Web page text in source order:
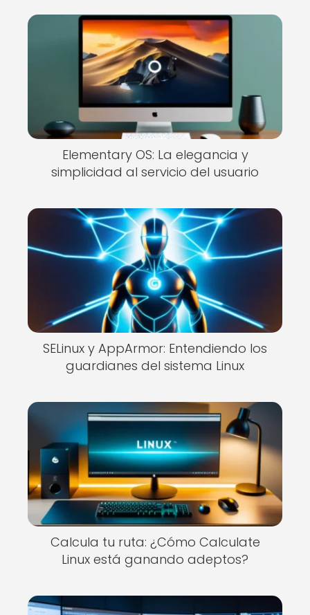
Elementary OS: La elegancia y
simplicidad al servicio del usuario
SELinux y AppArmor: Entendiendo los
guardianes del sistema Linux
Calcula tu ruta: ¿Cómo Calculate
Linux está ganando adeptos?